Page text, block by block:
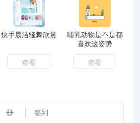
快手晨洁骚舞欣赏
查看
哺乳动物是不是都
喜欢这姿势
查看
 签到